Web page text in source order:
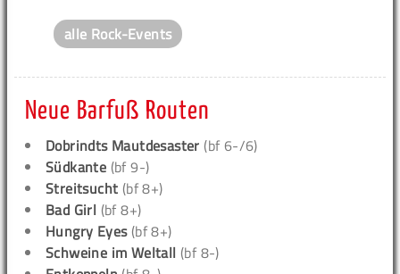
alle Rock-Events
Neue Barfuß Routen
Dobrindts Mautdesaster (bf 6-/6)
Südkante (bf 9-)
Streitsucht (bf 8+)
Bad Girl (bf 8+)
Hungry Eyes(bf 8+)
Schweine im Weltall (bf 8-)